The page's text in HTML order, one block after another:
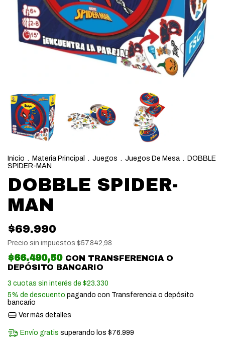
Inicio . Materia Principal . Juegos . Juegos De Mesa . DOBBLE
SPIDER-MAN
DOBBLE SPIDER-
MAN
$69.990
Precio sin impuestos $57.842,98
$66.490,50 CON TRANSFERENCIA O
DEPÓSITO BANCARIO
3 cuotas sin interés de $23.330
5% de descuento pagando con Transferencia o depósito
bancario
Ver más detalles
Envío gratis superando los$76.999